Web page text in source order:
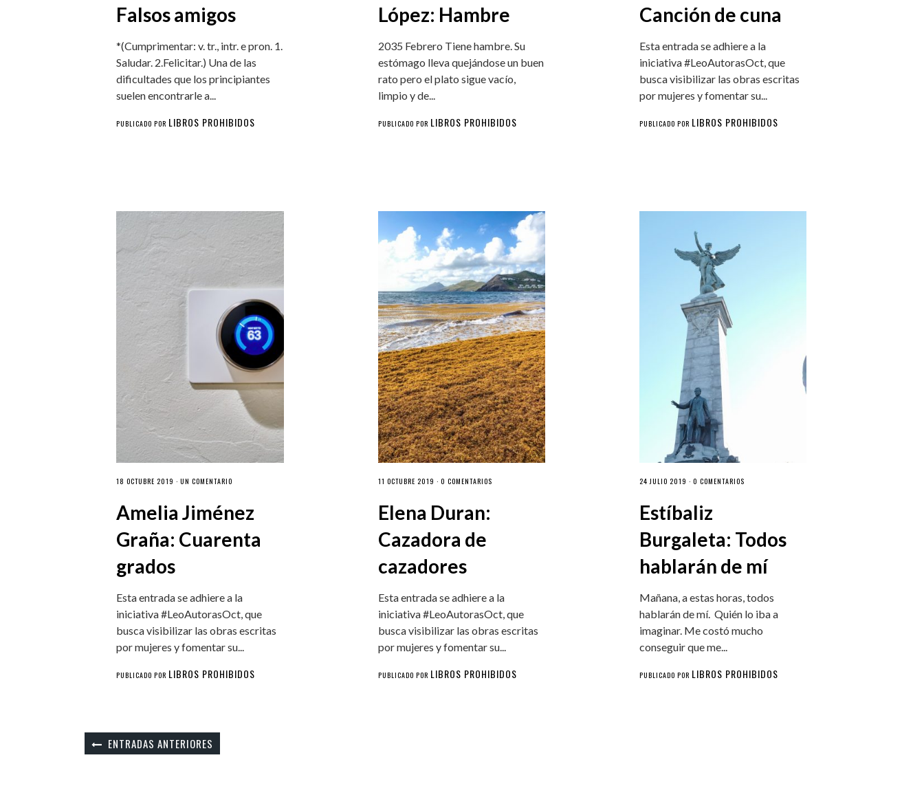
Falsos amigos
*(Cumprimentar: v. tr., intr. e pron. 1.
Saludar. 2.Felicitar.) Una de las
dificultades que los principiantes
suelen encontrarle a...
PUBLICADO POR LIBROS PROHIBIDOS
López: Hambre
2035 Febrero Tiene hambre. Su
estómago lleva quejándose un buen
rato pero el plato sigue vacío,
limpio y de...
PUBLICADO POR LIBROS PROHIBIDOS
Canción de cuna
Esta entrada se adhiere a la
iniciativa #LeoAutorasOct, que
busca visibilizar las obras escritas
por mujeres y fomentar su...
PUBLICADO POR LIBROS PROHIBIDOS
18 OCTUBRE 2019 ·UN COMENTARIO
Amelia Jiménez
Graña: Cuarenta
grados
Esta entrada se adhiere a la
iniciativa #LeoAutorasOct, que
busca visibilizar las obras escritas
por mujeres y fomentar su...
PUBLICADO POR LIBROS PROHIBIDOS
11 OCTUBRE 2019 · 0 COMENTARIOS
Elena Duran:
Cazadora de
cazadores
Esta entrada se adhiere a la
iniciativa #LeoAutorasOct, que
busca visibilizar las obras escritas
por mujeres y fomentar su...
PUBLICADO POR LIBROS PROHIBIDOS
24 JULIO 2019 ·0 COMENTARIOS
Estíbaliz
Burgaleta: Todos
hablarán de mí
Mañana, a estas horas, todos
hablarán de mí. Quién lo iba a
imaginar. Me costó mucho
conseguir que me...
PUBLICADO POR LIBROS PROHIBIDOS
ENTRADAS ANTERIORES